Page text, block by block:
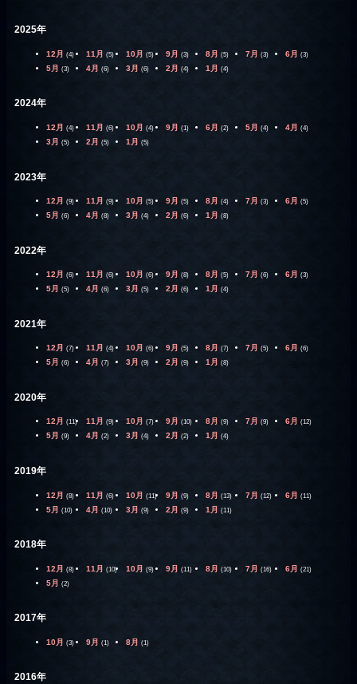
2025年
12月 (4) 11月 (5) 10月 (5) 9月 (3) 8月 (5) 7月 (3) 6月 (3)
5月 (3) 4月 (6) 3月 (6) 2月 (4) 1月 (4)
2024年
12月 (4) 11月 (6) 10月 (4) 9月 (1) 6月 (2) 5月 (4) 4月 (4)
3月 (5) 2月 (5) 1月 (5)
2023年
12月 (9) 11月 (9) 10月 (5) 9月 (5) 8月 (4) 7月 (3) 6月 (5)
5月 (6) 4月 (8) 3月 (4) 2月 (6) 1月 (8)
2022年
12月 (6) 11月 (6) 10月 (6) 9月 (8) 8月 (5) 7月 (6) 6月 (3)
5月 (5) 4月 (6) 3月 (5) 2月 (6) 1月 (4)
2021年
12月 (7) 11月 (4) 10月 (6) 9月 (5) 8月 (7) 7月 (5) 6月 (6)
5月 (6) 4月 (7) 3月 (9) 2月 (9) 1月 (8)
2020年
12月 (11) 11月 (9) 10月 (7) 9月 (10) 8月 (9) 7月 (9) 6月 (12)
5月 (9) 4月 (2) 3月 (4) 2月 (2) 1月 (4)
2019年
12月 (8) 11月 (6) 10月 (11) 9月 (9) 8月 (13) 7月 (12) 6月 (11)
5月 (10) 4月 (10) 3月 (9) 2月 (9) 1月 (11)
2018年
12月 (8) 11月 (10) 10月 (9) 9月 (11) 8月 (10) 7月 (16) 6月 (21)
5月 (2)
2017年
10月 (3) 9月 (1) 8月 (1)
2016年